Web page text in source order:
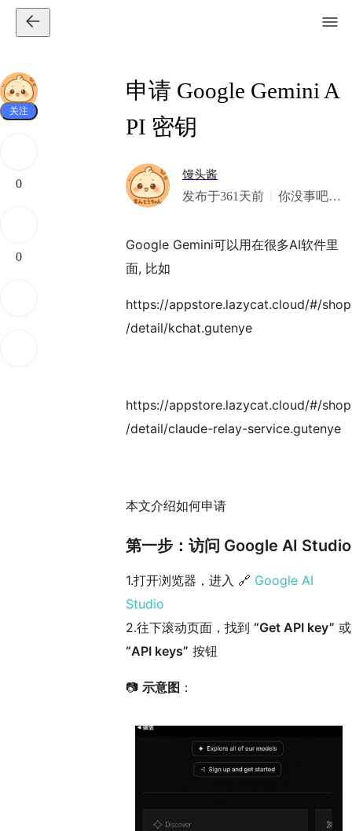
关注
0
0
申请 Google Gemini A
PI 密钥
馒头酱
发布于361天前
你没事吧？
Google Gemini可以用在很多AI软件里
面, 比如
https://appstore.lazycat.cloud/#/shop
/detail/kchat.gutenye
https://appstore.lazycat.cloud/#/shop
/detail/claude-relay-service.gutenye
本文介绍如何申请
第一步：访问 Google AI Studio
1.打开浏览器，进入 🔗 Google AI
Studio
2.往下滚动页面，找到 “Get API key” 或
“API keys” 按钮
📷 示意图 ：